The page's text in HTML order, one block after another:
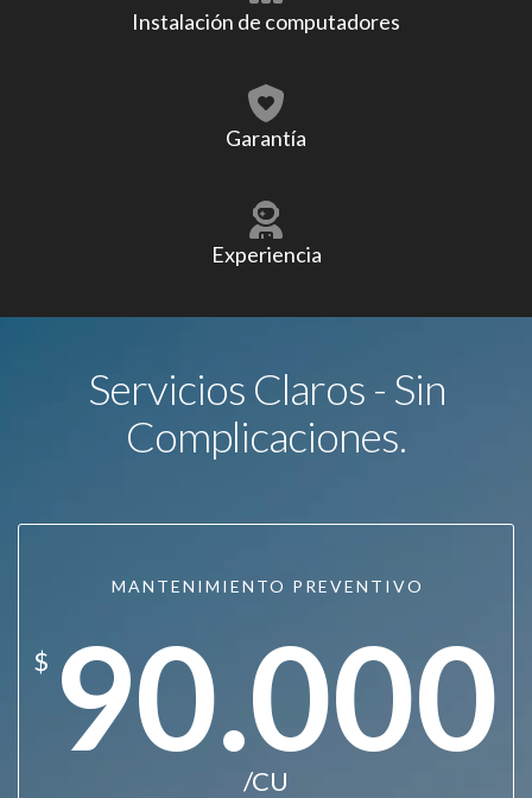
Instalación de computadores
Garantía
Experiencia
Servicios Claros - Sin
Complicaciones.
MANTENIMIENTO PREVENTIVO
$ 90.000
/CU